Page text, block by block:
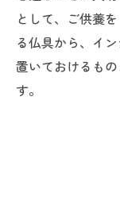
として、ご供養
る仏具から、イ
置いておけるも
す。